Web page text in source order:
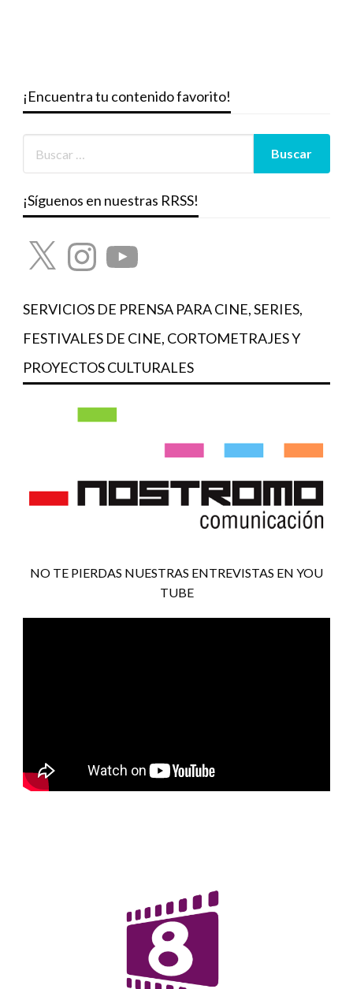
¡Encuentra tu contenido favorito!
¡Síguenos en nuestras RRSS!
X InstagramYouTube
SERVICIOS DE PRENSA PARA CINE, SERIES,
FESTIVALES DE CINE, CORTOMETRAJES Y
PROYECTOS CULTURALES
NO TE PIERDAS NUESTRAS ENTREVISTAS EN YOU
TUBE